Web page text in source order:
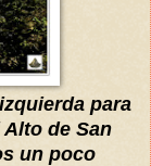
para
de San
un poco